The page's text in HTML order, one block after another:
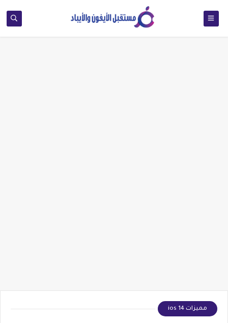
مميزات ios 14